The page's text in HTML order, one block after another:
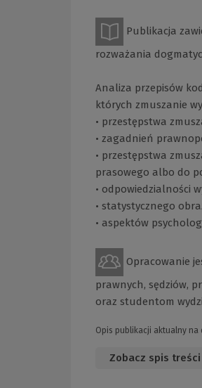
Publikacja
rozważania
Analiza przepisów
których zmuszanie
• przestępstwa
• zagadnień
• przestępstwa
prasowego albo do
• odpowiedzialności
• statystycznego
• aspektów
Opracowanie
prawnych, sędziów,
oraz studentom
Opis publikacji aktualny na
Zobacz spis treści